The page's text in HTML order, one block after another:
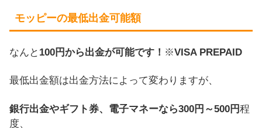
モッピーの最低出金可能額
なんと 100円から出金が可能です！ ※VISA PREPAID
最低出金額は出金方法によって変わりますが、
銀行出金やギフト券、電子マネーなら300円～500円程
度、